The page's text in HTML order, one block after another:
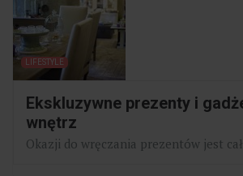
LIFESTYLE
Ekskluzywne prezenty i
wnętrz
Okazji do wręczania prezentów jest